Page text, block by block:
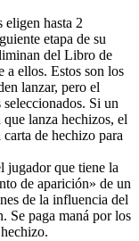
eligen hasta 2
etapa de su
del Libro de
a ellos. Estos son los
lanzar, pero el
Si un
lanza hechizos, el
de hechizo para
jugador que tiene la
de aparición» de un
de la influencia del
Se paga maná por los